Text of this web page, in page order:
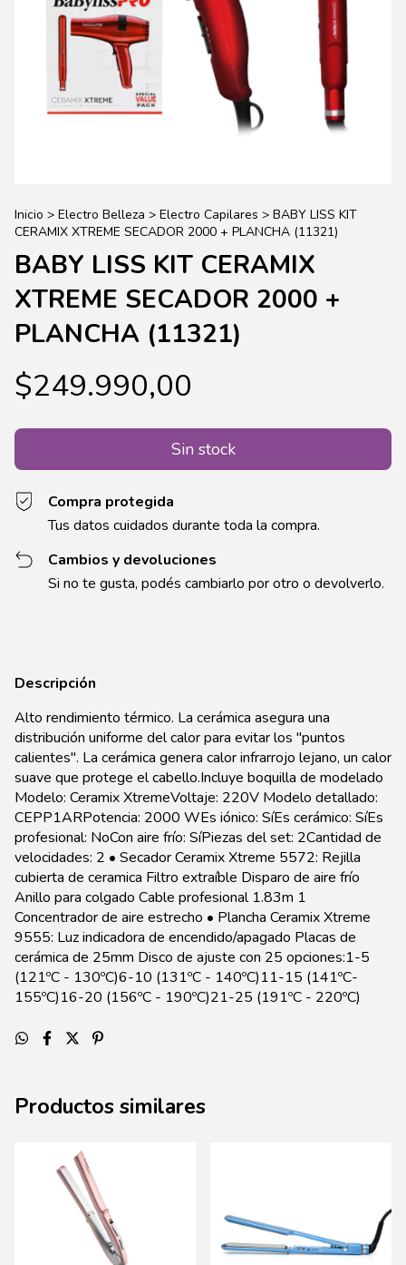
Inicio > Electro Belleza > Electro Capilares > BABY LISS KIT
CERAMIX XTREME SECADOR 2000 + PLANCHA (11321)
BABY LISS KIT CERAMIX
XTREME SECADOR 2000 +
PLANCHA (11321)
$249.990,00
Compra protegida
Tus datos cuidados durante toda la compra.
Cambios y devoluciones
Si no te gusta, podés cambiarlo por otro o devolverlo.
Descripción
Alto rendimiento térmico. La cerámica asegura una
distribución uniforme del calor para evitar los "puntos
calientes". La cerámica genera calor infrarrojo lejano, un calor
suave que protege el cabello.Incluye boquilla de modelado
Modelo: Ceramix XtremeVoltaje: 220V Modelo detallado:
CEPP1ARPotencia: 2000 WEs iónico: SíEs cerámico: SíEs
profesional: NoCon aire frío: SíPiezas del set: 2Cantidad de
velocidades: 2 • Secador Ceramix Xtreme 5572: Rejilla
cubierta de ceramica Filtro extraíble Disparo de aire frío
Anillo para colgado Cable profesional 1.83m 1
Concentrador de aire estrecho • Plancha Ceramix Xtreme
9555: Luz indicadora de encendido/apagado Placas de
cerámica de 25mm Disco de ajuste con 25 opciones:1-5
(121ºC - 130ºC)6-10 (131ºC - 140ºC)11-15 (141ºC-
155ºC)16-20 (156ºC - 190ºC)21-25 (191ºC - 220ºC)
Productos similares